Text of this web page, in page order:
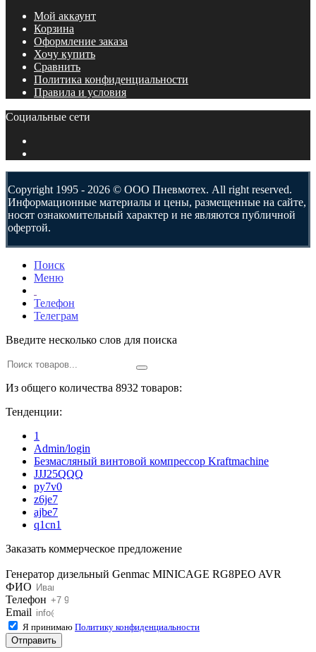
Мой аккаунт
Корзина
Оформление заказа
Хочу купить
Сравнить
Политика конфиденциальности
Правила и условия
Социальные сети
Copyright 1995 - 2026 © ООО Пневмотех. All right reserved.
Информационные материалы и цены, размещенные на сайте,
носят ознакомительный характер и не являются публичной
офертой.
Поиск
Меню
Телефон
Телеграм
Введите несколько слов для поиска
Из общего количества 8932 товаров:
Тенденции:
1
Admin/login
Безмасляный винтовой компрессор Kraftmaсhine
JJJ25QQQ
py7v0
z6je7
ajbe7
q1cn1
Заказать коммерческое предложение
Генератор дизельный Genmac MINICAGE RG8PEO AVR
ФИО
Телефон
Email
Я принимаю Политику конфиденциальности
Отправить